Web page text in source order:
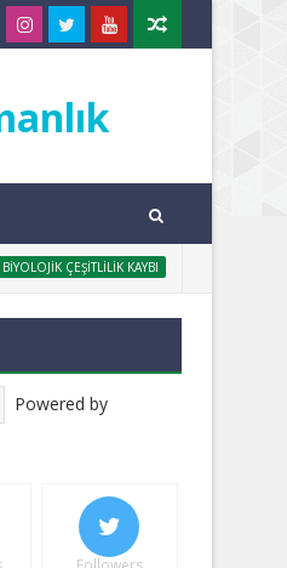
ÇEŞITLILIK KAYBI ORMANSIZLAŞMA
Powered by